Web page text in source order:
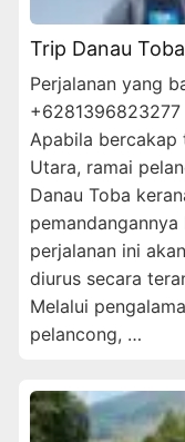
Trip Danau
Perjalanan yang
Apabila bercakap
Utara, ramai
Danau Toba
perjalanan ini
diurus secara
Melalui
pelancong, …